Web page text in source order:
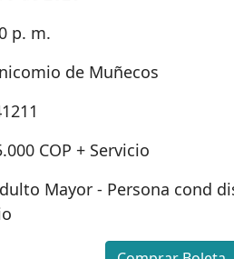
p. m.
de Muñecos
COP + Servicio
- Persona cond